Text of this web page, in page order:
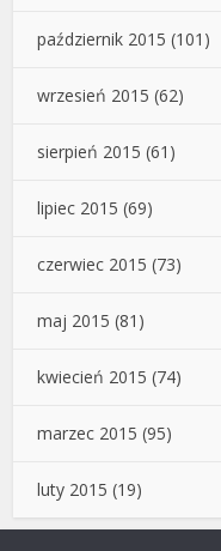
październik 2015 (101)
wrzesień 2015 (62)
sierpień 2015 (61)
lipiec 2015 (69)
czerwiec 2015 (73)
maj 2015 (81)
kwiecień 2015 (74)
marzec 2015 (95)
luty 2015 (19)